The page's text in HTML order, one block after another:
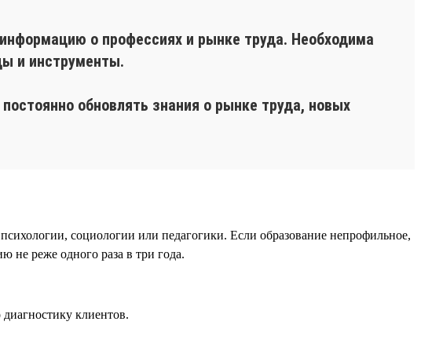
о профессиях и рынке труда. Необходима
и инструменты.
обновлять знания о рынке труда, новых
социологии или педагогики. Если образование непрофильное,
не реже одного раза в три года.
клиентов.